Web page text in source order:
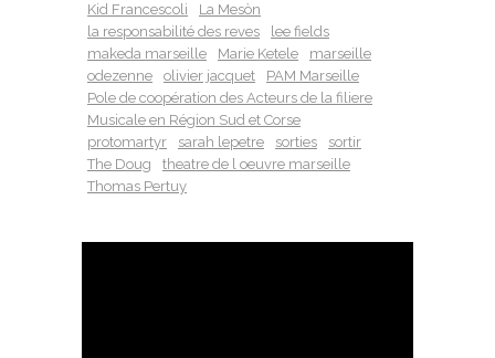
Kid Francescoli
La Mesòn
la responsabilité des reves
lee fields
makeda marseille
Marie Ketele
marseille
odezenne
olivier jacquet
PAM Marseille
Pole de coopération des Acteurs de la filiere
Musicale en Région Sud et Corse
protomartyr
sarah lepetre sorties
sortir
The Doug
theatre de l oeuvre marseille
Thomas Pertuy